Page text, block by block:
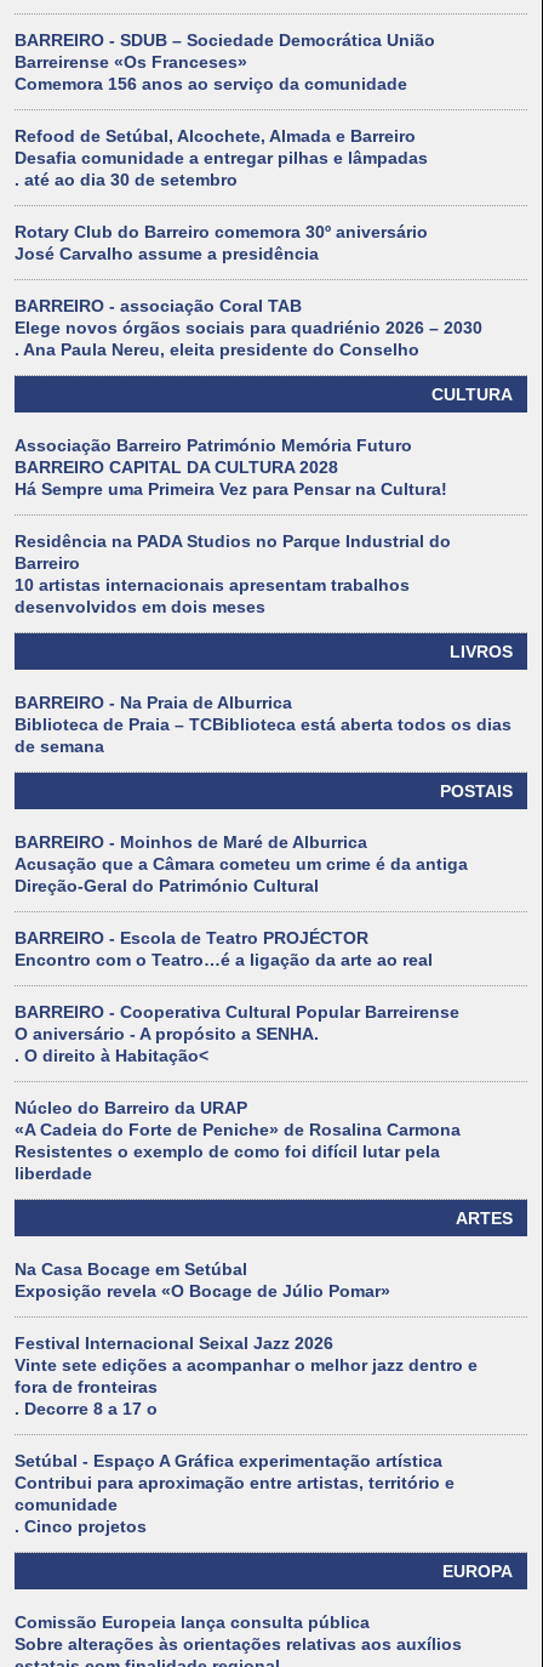
BARREIRO - SDUB – Sociedade Democrática União
Barreirense «Os Franceses»
Comemora 156 anos ao serviço da comunidade
Refood de Setúbal, Alcochete, Almada e Barreiro
Desafia comunidade a entregar pilhas e lâmpadas
. até ao dia 30 de setembro
Rotary Club do Barreiro comemora 30º aniversário
José Carvalho assume a presidência
BARREIRO - associação Coral TAB
Elege novos órgãos sociais para quadriénio 2026 – 2030
. Ana Paula Nereu, eleita presidente do Conselho
CULTURA
Associação Barreiro Património Memória Futuro
BARREIRO CAPITAL DA CULTURA 2028
Há Sempre uma Primeira Vez para Pensar na Cultura!
Residência na PADA Studios no Parque Industrial do
Barreiro
10 artistas internacionais apresentam trabalhos
desenvolvidos em dois meses
LIVROS
BARREIRO - Na Praia de Alburrica
Biblioteca de Praia – TCBiblioteca está aberta todos os dias
de semana
POSTAIS
BARREIRO - Moinhos de Maré de Alburrica
Acusação que a Câmara cometeu um crime é da antiga
Direção-Geral do Património Cultural
BARREIRO - Escola de Teatro PROJÉCTOR
Encontro com o Teatro…é a ligação da arte ao real
BARREIRO - Cooperativa Cultural Popular Barreirense
O aniversário - A propósito a SENHA.
. O direito à Habitação<
Núcleo do Barreiro da URAP
«A Cadeia do Forte de Peniche» de Rosalina Carmona
Resistentes o exemplo de como foi difícil lutar pela
liberdade
ARTES
Na Casa Bocage em Setúbal
Exposição revela «O Bocage de Júlio Pomar»
Festival Internacional Seixal Jazz 2026
Vinte sete edições a acompanhar o melhor jazz dentro e
fora de fronteiras
. Decorre 8 a 17 o
Setúbal - Espaço A Gráfica experimentação artística
Contribui para aproximação entre artistas, território e
comunidade
. Cinco projetos
EUROPA
Comissão Europeia lança consulta pública
Sobre alterações às orientações relativas aos auxílios